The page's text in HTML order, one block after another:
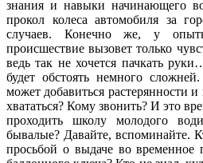
знания и навыки начинающего
прокол колеса автомобиля за
случаев. Конечно же, у
происшествие вызовет только
ведь так не хочется пачкать
будет обстоять немного
может добавиться растерянности
хвататься? Кому звонить? И это
проходить школу молодого
бывалые? Давайте, вспоминайте.
просьбой о выдаче во временное